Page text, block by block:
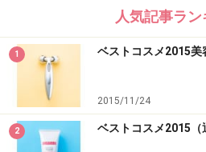
トロっとしているのに肌になじ
がります。肌に水脈を作ってく
みずみまで水を巡らせてくれ
て、肌がイキイキとしてきます
人気記事ラ
1 ベストコスメ2015美
2015/11/24
2 ベストコスメ2015（